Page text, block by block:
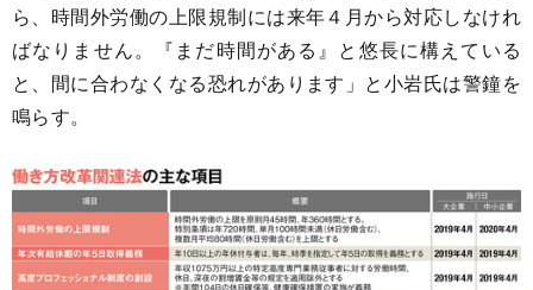
ら、時間外労働の上限規制には来年４月から対応しなけれ
ばなりません。『まだ時間がある』と悠長に構えている
と、間に合わなくなる恐れがあります」と小岩氏は警鐘を
鳴らす。